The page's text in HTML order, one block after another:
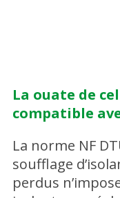
La ouate de
compatible
La norme NF
soufflage
perdus